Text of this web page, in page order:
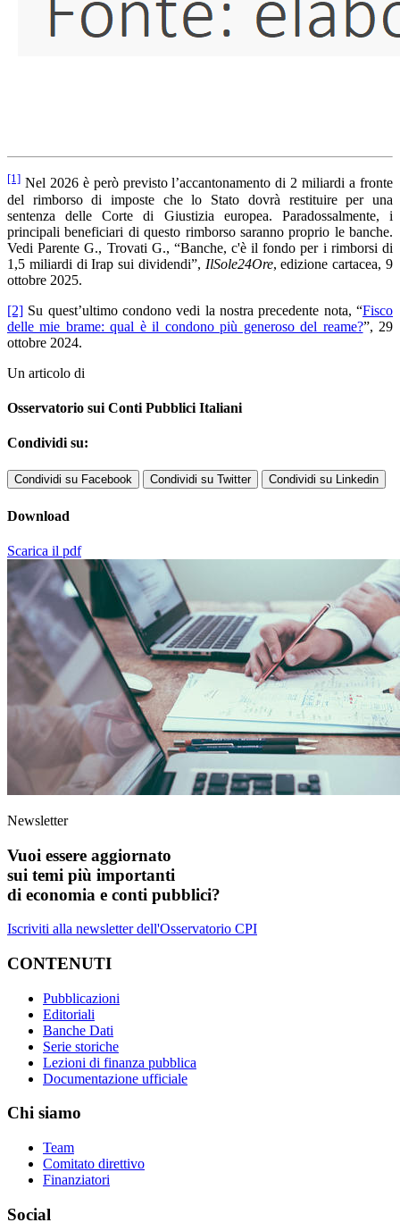
[1] Nel 2026 è però previsto l’accantonamento di 2 miliardi a fronte
del rimborso di imposte che lo Stato dovrà restituire per una
sentenza delle Corte di Giustizia europea. Paradossalmente, i
principali beneficiari di questo rimborso saranno proprio le banche.
Vedi Parente G., Trovati G., “Banche, c'è il fondo per i rimborsi di
1,5 miliardi di Irap sui dividendi”, IlSole24Ore, edizione cartacea, 9
ottobre 2025.
[2] Su quest’ultimo condono vedi la nostra precedente nota, “Fisco
delle mie brame: qual è il condono più generoso del reame?”, 29
ottobre 2024.
Un articolo di
Osservatorio sui Conti Pubblici Italiani
Condividi su:
Condividi su Facebook Condividi su Twitter Condividi su Linkedin
Download
Scarica il pdf
Newsletter
Vuoi essere aggiornato
sui temi più importanti
di economia e conti pubblici?
Iscriviti alla newsletter dell'Osservatorio CPI
CONTENUTI
Pubblicazioni
Editoriali
Banche Dati
Serie storiche
Lezioni di finanza pubblica
Documentazione ufficiale
Chi siamo
Team
Comitato direttivo
Finanziatori
Social